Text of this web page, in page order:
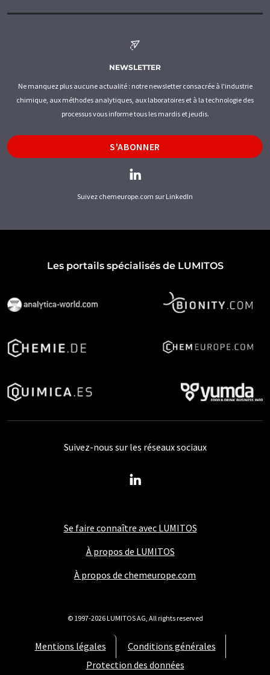
NEWSLETTER
Ne manquez plus aucune actualité : notre newsletter consacrée à l'industrie
chimique, aux méthodes analytiques, aux laboratoires et à la technologie des
processus vous informe tous les mardis et jeudis.
S'ABONNER
Suivez chemeurope.com sur LinkedIn
Les portails spécialisés de LUMITOS
Se faire connaître avec LUMITOS
À propos de LUMITOS
À propos de chemeurope.com
Mentions légales
Conditions générales
Protection des données
Suivez-nous sur les réseaux sociaux
© 1997-2026 LUMITOS AG, All rights reserved